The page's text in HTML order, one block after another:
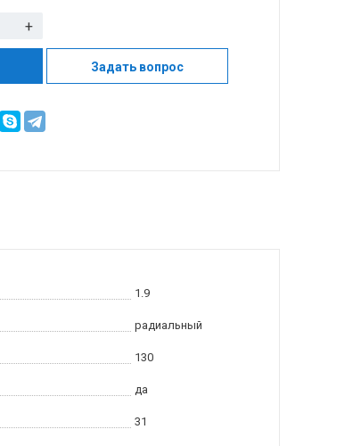
+
Задать вопрос
1.9
радиальный
130
да
31